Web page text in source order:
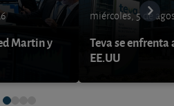
Martin y
miércoles, 5 de
Teva se enfrenta
EE.UU